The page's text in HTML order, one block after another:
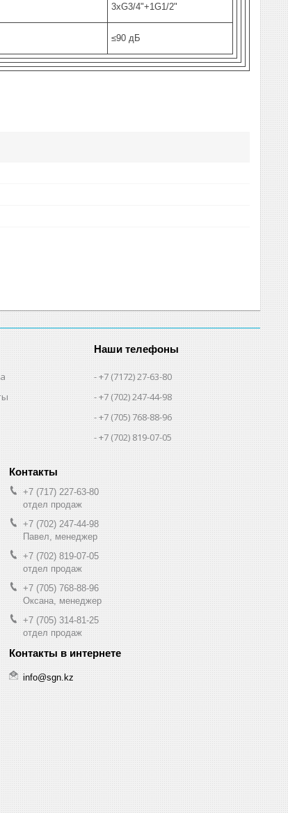
3хG3/4"+1G1/2"
≤90 дБ
Наши телефоны
+7 (7172) 27-63-80
+7 (702) 247-44-98
+7 (705) 768-88-96
+7 (702) 819-07-05
+7 (717) 227-63-80
отдел продаж
+7 (702) 247-44-98
Павел, менеджер
+7 (702) 819-07-05
отдел продаж
+7 (705) 768-88-96
Оксана, менеджер
+7 (705) 314-81-25
отдел продаж
info@sgn.kz